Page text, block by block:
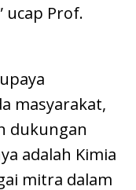
ucap Prof.
masyarakat,
dukungan
adalah Kimia
mitra dalam